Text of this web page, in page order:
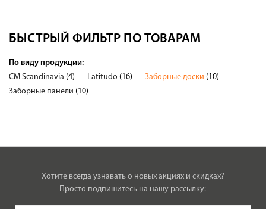
БЫСТРЫЙ ФИЛЬТР ПО ТОВАРАМ
По виду продукции:
CM Scandinavia (4) Latitudo (16) Заборные доски (10)
Заборные панели (10)
Хотите всегда узнавать о новых акциях и скидках?
Просто подпишитесь на нашу рассылку: